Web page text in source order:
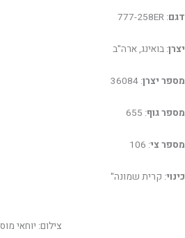
דגם: 777-258ER
יצרן: בואינג, ארה"ב
מספר יצרן: 36084
מספר גוף: 655
מספר צי: 106
כינוי: קרית שמונה"
צילום: יוחאי